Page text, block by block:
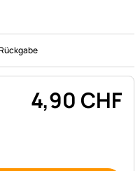
4,90 CHF